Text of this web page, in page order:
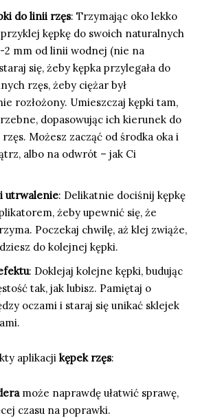
do linii rzęs: Trzymając oko lekko
kępkę do swoich naturalnych
2 mm od linii wodnej (nie na
się, żeby kępka przylegała do
rzęs, żeby ciężar był
rozłożony. Umieszczaj kępki tam,
dopasowując ich kierunek do
Możesz zacząć od środka oka i
albo na odwrót – jak Ci
utrwalenie: Delikatnie dociśnij kępkę
żeby upewnić się, że
Poczekaj chwilę, aż klej zwiąże,
do kolejnej kępki.
: Doklejaj kolejne kępki, budując
tak, jak lubisz. Pamiętaj o
oczami i staraj się unikać sklejek
aplikacji kępek rzęs:
może naprawdę ułatwić sprawę,
czasu na poprawki.